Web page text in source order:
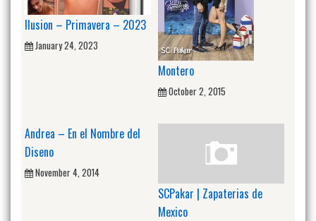
Ilusion – Primavera – 2023
January 24, 2023
Montero
October 2, 2015
Andrea – En el Nombre del
Diseno
November 4, 2014
SCPakar | Zapaterias de
Mexico